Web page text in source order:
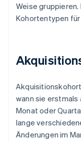
Weise
Kohortentypen
wann sie erstmals
Monat oder
lange
Änderungen im